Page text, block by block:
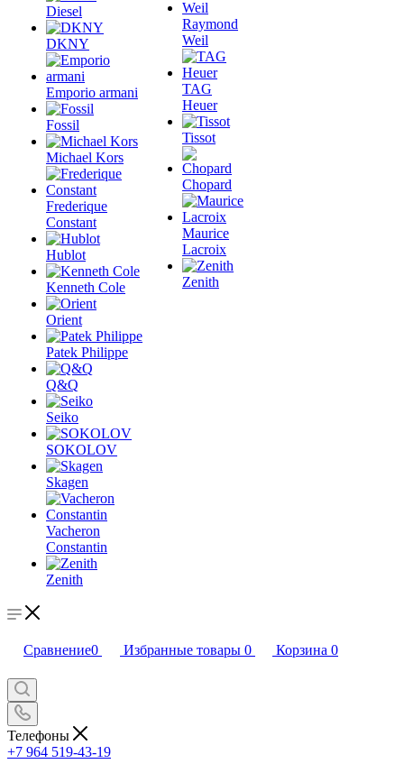
Diesel
DKNY
Emporio armani
Fossil
Michael Kors
Frederique
Constant
Hublot
Kenneth Cole
Orient
Patek Philippe
Q&Q
Seiko
SOKOLOV
Skagen
Vacheron
Constantin
Zenith
Raymond
Weil
TAG
Heuer
Tissot
Chopard
Maurice
Lacroix
Zenith
Сравнение0 Избранные товары 0 Корзина 0
Телефоны
+7 964 519-43-19